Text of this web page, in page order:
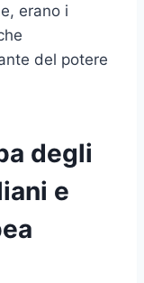
erano i
del potere
degli
e